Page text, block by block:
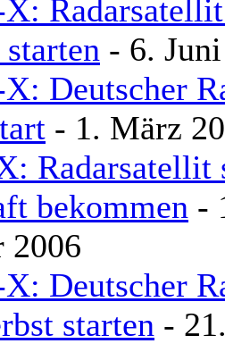
X:
- 6.
Deutscher
- 1. März
Radarsatellit
bekommen -
2006
Deutscher
starten -